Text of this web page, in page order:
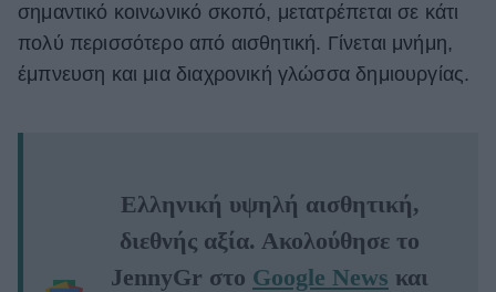
σημαντικό κοινωνικό σκοπό, μετατρέπεται σε κάτι
πολύ περισσότερο από αισθητική. Γίνεται μνήμη,
έμπνευση και μια διαχρονική γλώσσα δημιουργίας.
Ελληνική υψηλή αισθητική,
διεθνής αξία. Ακολούθησε το
JennyGr στο Google News και